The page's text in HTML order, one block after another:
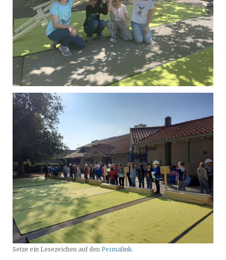
Setze ein Lesezeichen auf den Permalink.